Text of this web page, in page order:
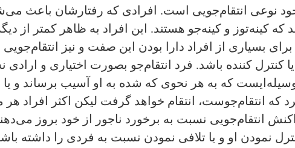
نوعی انتقام‌جویی است. افرادی که رفتارشان باعث
که کینه‌توز و کینه‌جو هستند. این افراد به ظاهر کمتر از
برای بسیاری از افراد دارا بودن این صفت و نیز
کنترل کننده باشد. فرد انتقام‌جو بصورت اختیاری و
که به هر نحوی که شده به او آسیب برساند و یا
انتقام‌جوست، انتقام خواهد گرفت لیکن اکثر افراد هر
انتقام‌جویی نسبت به برخورد ناجور از خود بروز
نمودن او و یا تلافی نمودن نسبت به فردی را داشته